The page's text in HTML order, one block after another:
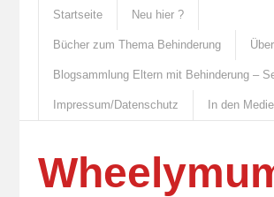
Startseite Neu hier ?
Bücher zum Thema Behinderung
Blogsammlung Eltern mit Behinderung –
Impressum/Datenschutz In den